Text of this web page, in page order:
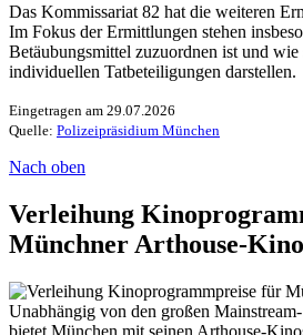
Das Kommissariat 82 hat die weiteren
Im Fokus der Ermittlungen stehen
Betäubungsmittel zuzuordnen ist und
individuellen Tatbeteiligungen darstellen.
Eingetragen am 29.07.2026
Quelle: Polizeipräsidium München
Nach oben
Verleihung
Münchner Arthouse-
Unabhängig von den großen
bietet München mit seinen Arthouse-